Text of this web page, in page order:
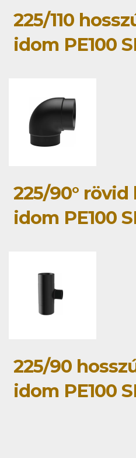
225/110
idom PE100
225/90°
idom PE100
225/90
idom PE100